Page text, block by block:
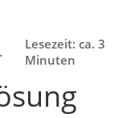
Lesezeit: ca. 3
Minuten